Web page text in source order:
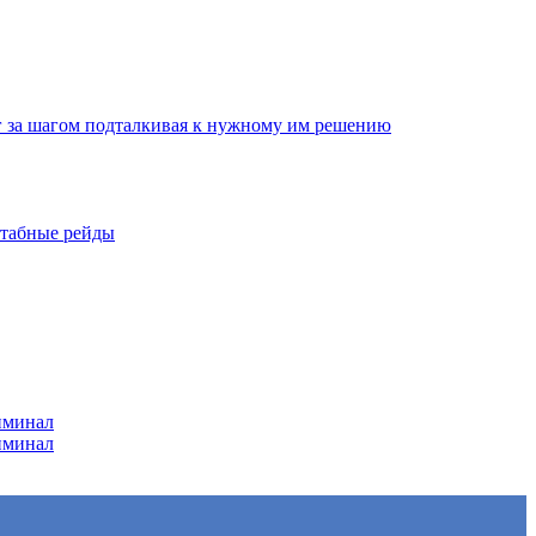
шагом подталкивая к нужному им решению
рейды